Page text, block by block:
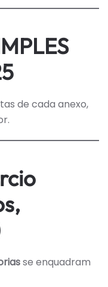
de cada anexo,
se enquadram